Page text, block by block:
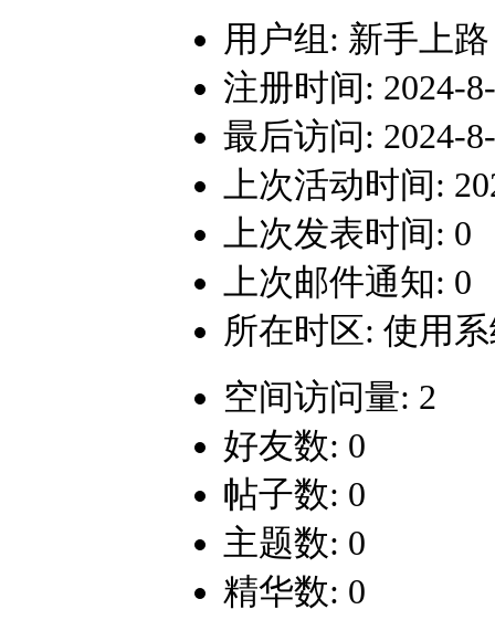
用户组: 新手上路
注册时间: 2024-
最后访问: 2024-
上次活动时间:
上次发表时间: 0
上次邮件通知: 0
所在时区: 使用
空间访问量: 2
好友数: 0
帖子数: 0
主题数: 0
精华数: 0